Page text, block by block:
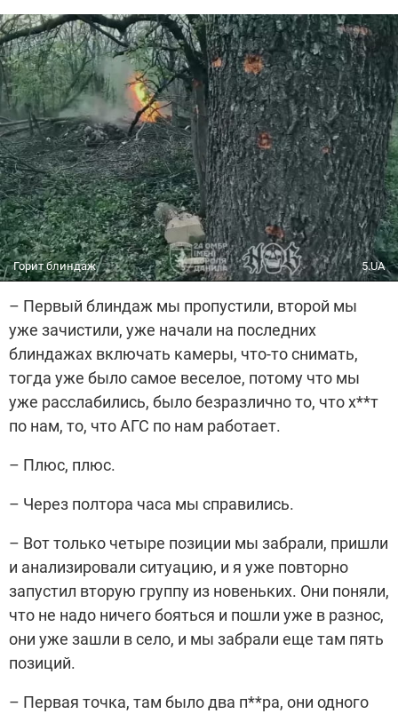
Горит блиндаж 5.UA
– Первый блиндаж мы пропустили, второй мы
уже зачистили, уже начали на последних
блиндажах включать камеры, что-то снимать,
тогда уже было самое веселое, потому что мы
уже расслабились, было безразлично то, что х**т
по нам, то, что АГС по нам работает.
– Плюс, плюс.
– Через полтора часа мы справились.
– Вот только четыре позиции мы забрали, пришли
и анализировали ситуацию, и я уже повторно
запустил вторую группу из новеньких. Они поняли,
что не надо ничего бояться и пошли уже в разнос,
они уже зашли в село, и мы забрали еще там пять
позиций.
– Первая точка, там было два п**ра, они одного